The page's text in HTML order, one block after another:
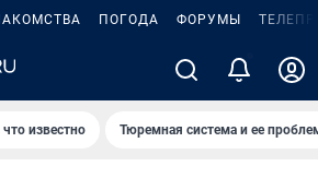
ПОГОДА ФОРУМЫ
известно Тюремная система и ее